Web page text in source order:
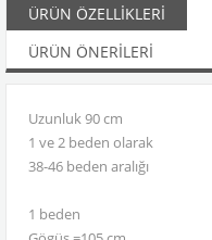
ÜRÜN ÖZELLIKLERI
ÜRÜN ÖNERILERI
Uzunluk 90 cm
1 ve 2 beden olarak
38-46 beden aralığı
1 beden